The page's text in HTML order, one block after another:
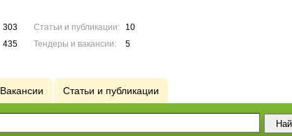
303
435
Статьи и публикации:
10
Тендеры и вакансии:
5
Вакансии Статьи и публикации